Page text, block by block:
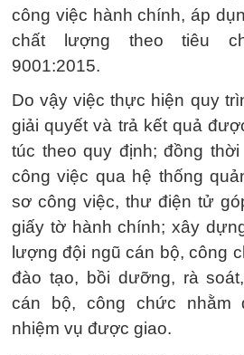
công việc hành chính, áp
chất lượng theo tiêu
9001:2015.
Do vậy việc thực hiện quy
giải quyết và trả kết quả
túc theo quy định; đồng
công việc qua hệ thống
sơ công việc, thư điện tử
giấy tờ hành chính; xây
lượng đội ngũ cán bộ, công
đào tạo, bồi dưỡng, rà
cán bộ, công chức nhằm
nhiệm vụ được giao.